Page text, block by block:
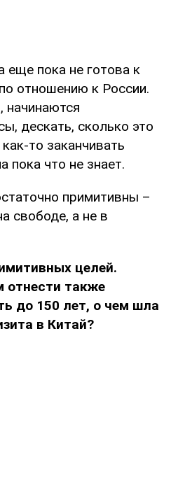
еще пока не готова к
отношению к России.
начинаются
дескать, сколько это
то заканчивать
пока что не знает.
примитивны –
свободе, а не в
целей.
также
до 150 лет, о чем шла
в Китай?